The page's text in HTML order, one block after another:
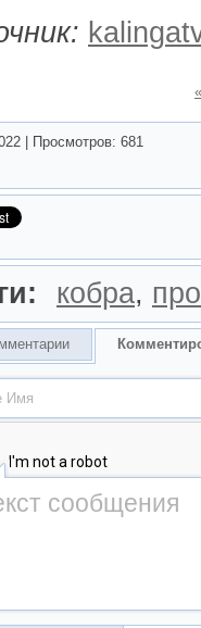
Просмотров: 681
кобра,